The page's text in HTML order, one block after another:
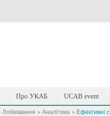
Про УКАБ UCAB event
Лобіювання Аналітика Ефективні